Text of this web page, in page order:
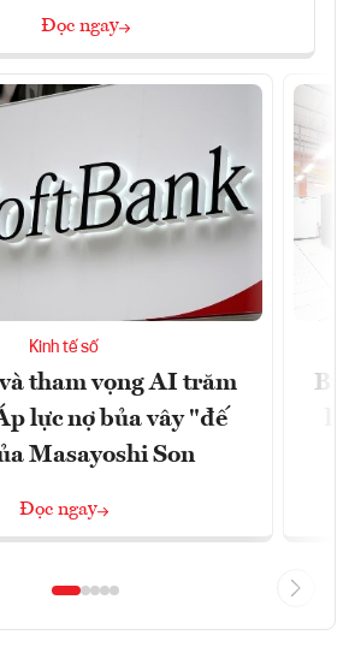
Đọc ngay
Kinh tế số
tham vọng AI trăm
lực nợ bủa vây "đế
Masayoshi Son
Đọc ngay